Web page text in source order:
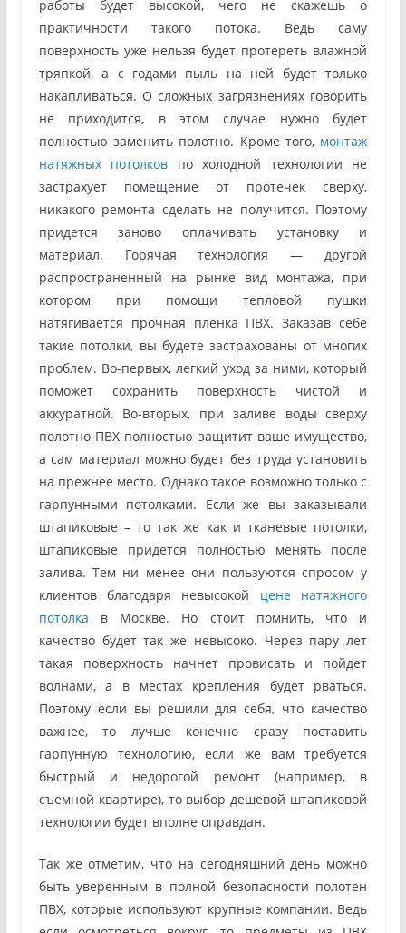
работы будет высокой, чего не скажешь о
практичности такого потока. Ведь саму
поверхность уже нельзя будет протереть влажной
тряпкой, а с годами пыль на ней будет только
накапливаться. О сложных загрязнениях говорить
не приходится, в этом случае нужно будет
полностью заменить полотно. Кроме того, монтаж
натяжных потолков по холодной технологии не
застрахует помещение от протечек сверху,
никакого ремонта сделать не получится. Поэтому
придется заново оплачивать установку и
материал. Горячая технология — другой
распространенный на рынке вид монтажа, при
котором при помощи тепловой пушки
натягивается прочная пленка ПВХ. Заказав себе
такие потолки, вы будете застрахованы от многих
проблем. Во-первых, легкий уход за ними, который
поможет сохранить поверхность чистой и
аккуратной. Во-вторых, при заливе воды сверху
полотно ПВХ полностью защитит ваше имущество,
а сам материал можно будет без труда установить
на прежнее место. Однако такое возможно только с
гарпунными потолками. Если же вы заказывали
штапиковые – то так же как и тканевые потолки,
штапиковые придется полностью менять после
залива. Тем ни менее они пользуются спросом у
клиентов благодаря невысокой цене натяжного
потолка в Москве. Но стоит помнить, что и
качество будет так же невысоко. Через пару лет
такая поверхность начнет провисать и пойдет
волнами, а в местах крепления будет рваться.
Поэтому если вы решили для себя, что качество
важнее, то лучше конечно сразу поставить
гарпунную технологию, если же вам требуется
быстрый и недорогой ремонт (например, в
съемной квартире), то выбор дешевой штапиковой
технологии будет вполне оправдан.
Так же отметим, что на сегодняшний день можно
быть уверенным в полной безопасности полотен
ПВХ, которые используют крупные компании. Ведь